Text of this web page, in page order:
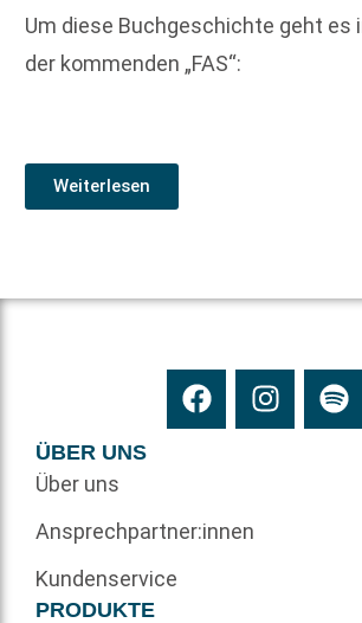
Um diese Buchgeschichte geht es
der kommenden „FAS“:
Weiterlesen
ÜBER UNS
Über uns
Ansprechpartner:innen
Kundenservice
PRODUKTE